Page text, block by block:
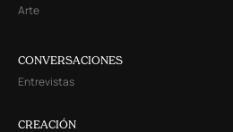
Arte
CONVERSACIONES
Entrevistas
CREACIÓN